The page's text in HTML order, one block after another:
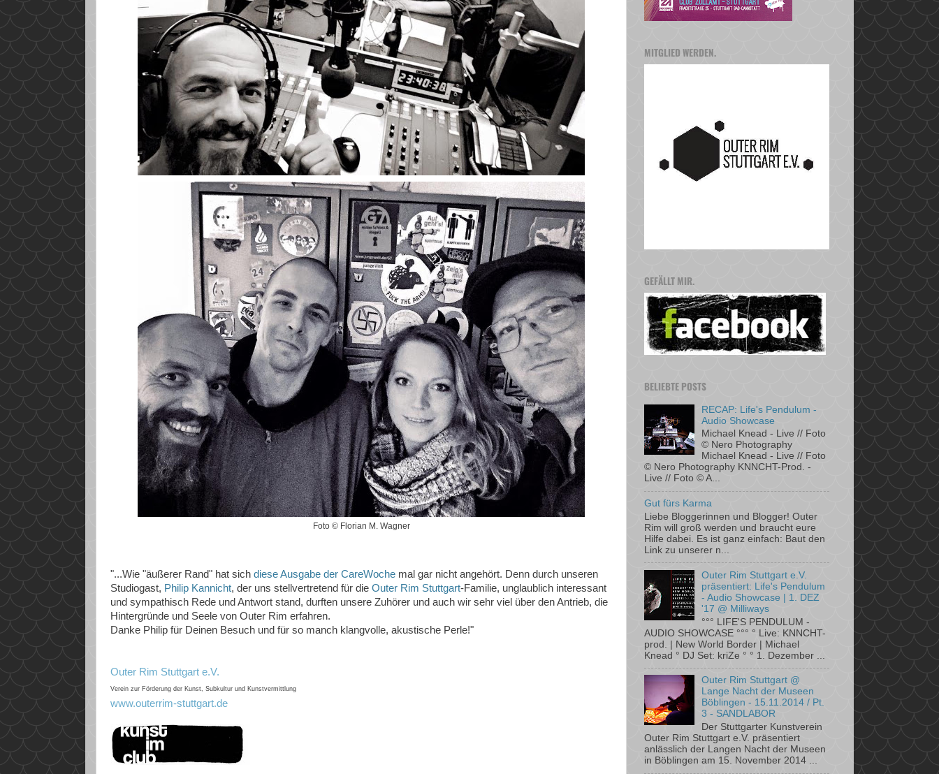
Foto © Florian M. Wagner
"...Wie "äußerer Rand" hat sich diese Ausgabe der CareWoche mal gar nicht angehört. Denn durch unseren
Studiogast, Philip Kannicht, der uns stellvertretend für die Outer Rim Stuttgart-Familie, unglaublich interessant
und sympathisch Rede und Antwort stand, durften unsere Zuhörer und auch wir sehr viel über den Antrieb, die
Hintergründe und Seele von Outer Rim erfahren.
Danke Philip für Deinen Besuch und für so manch klangvolle, akustische Perle!"
Outer Rim Stuttgart e.V.
Verein zur Förderung der Kunst, Subkultur und Kunstvermittlung
www.outerrim-stuttgart.de
MITGLIED WERDEN.
GEFÄLLT MIR.
BELIEBTE POSTS
RECAP: Life's Pendulum -
Audio Showcase
Michael Knead - Live // Foto
© Nero Photography
Michael Knead - Live // Foto
© Nero Photography KNNCHT-Prod. -
Live // Foto © A...
Gut fürs Karma
Liebe Bloggerinnen und Blogger! Outer
Rim will groß werden und braucht eure
Hilfe dabei. Es ist ganz einfach: Baut den
Link zu unserer n...
Outer Rim Stuttgart e.V.
präsentiert: Life's Pendulum
- Audio Showcase | 1. DEZ
'17 @ Milliways
°°° LIFE'S PENDULUM -
AUDIO SHOWCASE °°° ° Live: KNNCHT-
prod. | New World Border | Michael
Knead ° DJ Set: kriZe ° ° 1. Dezember ...
Outer Rim Stuttgart @
Lange Nacht der Museen
Böblingen - 15.11.2014 / Pt.
3 - SANDLABOR
Der Stuttgarter Kunstverein
Outer Rim Stuttgart e.V. präsentiert
anlässlich der Langen Nacht der Museen
in Böblingen am 15. November 2014 ...